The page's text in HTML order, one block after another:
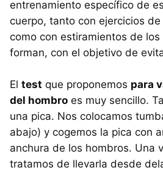
entrenamiento específico de
cuerpo, tanto con ejercicios
como con estiramientos de
forman, con el objetivo de
El test que proponemos para
del hombro es muy sencillo.
una pica. Nos colocamos
abajo) y cogemos la pica con
anchura de los hombros. Una
tratamos de llevarla desde